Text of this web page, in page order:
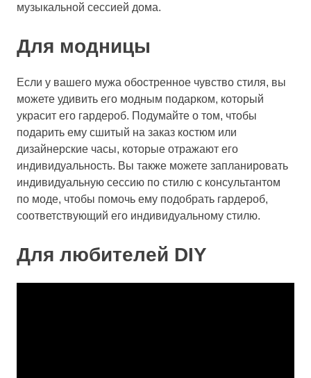
музыкальной сессией дома.
Для модницы
Если у вашего мужа обостренное чувство стиля, вы
можете удивить его модным подарком, который
украсит его гардероб. Подумайте о том, чтобы
подарить ему сшитый на заказ костюм или
дизайнерские часы, которые отражают его
индивидуальность. Вы также можете запланировать
индивидуальную сессию по стилю с консультантом
по моде, чтобы помочь ему подобрать гардероб,
соответствующий его индивидуальному стилю.
Для любителей DIY